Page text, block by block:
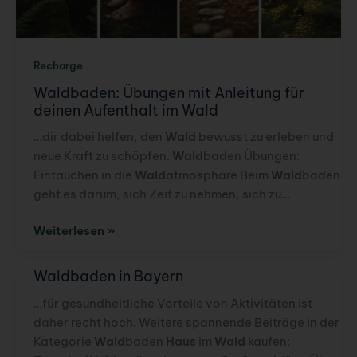
Recharge
Waldbaden: Übungen mit Anleitung für
deinen Aufenthalt im Wald
…dir dabei helfen, den Wald bewusst zu erleben und
neue Kraft zu schöpfen. Wald baden Übungen:
Eintauchen in die Waldatmosphäre Beim Wald baden
geht es darum, sich Zeit zu nehmen, sich zu…
Waldbaden:
mit
für
deinen
Aufenthalt
Weiterlesen »
Waldbaden in Bayern
…für gesundheitliche Vorteile von Aktivitäten ist
daher recht hoch. Weitere spannende Beiträge in der
Kategorie Wald baden Haus im Wald kaufen: